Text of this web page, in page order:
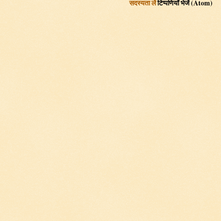
सदस्यता लेंटिप्पणियाँ भेजें (Atom)